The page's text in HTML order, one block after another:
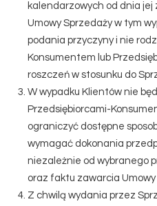
kalendarzowych od dnia
Umowy Sprzedaży w tym
podania przyczyny i nie
Konsumentem lub
roszczeń w stosunku do
W wypadku Klientów nie
Przedsiębiorcami-
ograniczyć dostępne
wymagać dokonania
niezależnie od wybranego
oraz faktu zawarcia Umowy
Z chwilą wydania przez